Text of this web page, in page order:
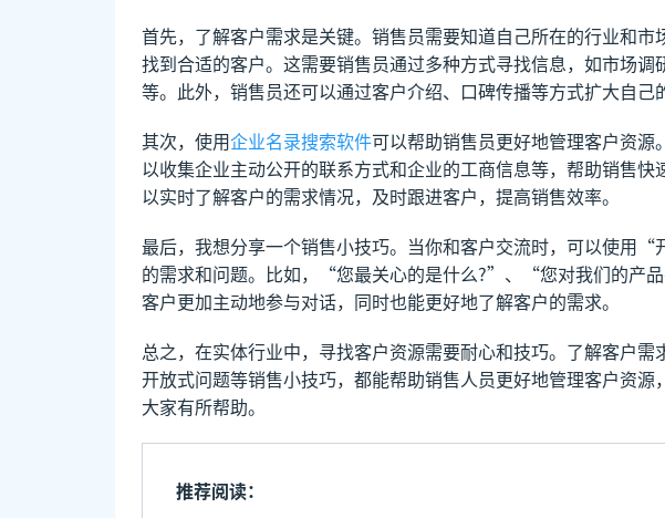
首先，了解客户需求是关键。销售员需要知道自己所在的行业和
找到合适的客户。这需要销售员通过多种方式寻找信息，如市场调
等。此外，销售员还可以通过客户介绍、口碑传播等方式扩大自己
其次，使用企业名录搜索软件可以帮助销售员更好地管理客户资
以收集企业主动公开的联系方式和企业的工商信息等，帮助销售
以实时了解客户的需求情况，及时跟进客户，提高销售效率。
最后，我想分享一个销售小技巧。当你和客户交流时，可以使用
的需求和问题。比如，“您最关心的是什么?”、“您对我们的产
客户更加主动地参与对话，同时也能更好地了解客户的需求。
总之，在实体行业中，寻找客户资源需要耐心和技巧。了解客户
开放式问题等销售小技巧，都能帮助销售人员更好地管理客户资
大家有所帮助。
推荐阅读：